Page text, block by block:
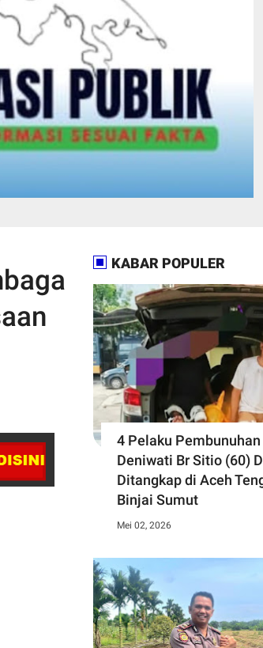
KABAR POPULER
4 Pelaku
Deniwati Br Sitio (60)
Ditangkap di Aceh
Binjai Sumut
Mei 02, 2026